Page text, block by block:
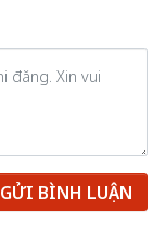
GỬI BÌNH LUẬN